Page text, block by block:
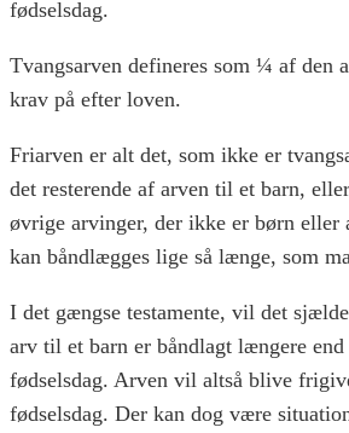
fødselsdag.
Tvangsarven defineres som ¼ af den
krav på efter loven.
Friarven er alt det, som ikke er
det resterende af arven til et barn,
øvrige arvinger, der ikke er børn
kan båndlægges lige så længe, som
I det gængse testamente, vil det
arv til et barn er båndlagt længere
fødselsdag. Arven vil altså blive
fødselsdag. Der kan dog være